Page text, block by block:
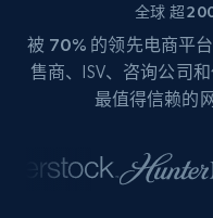
全球 超
被 70% 的领先电商平
售商、ISV、咨询公司
最值得信赖的